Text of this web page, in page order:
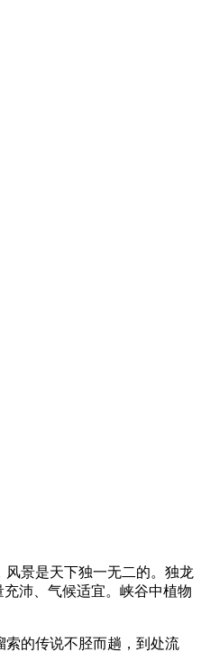
景是天下独一无二的。独龙
沛、气候适宜。峡谷中植物
的传说不胫而趟，到处流